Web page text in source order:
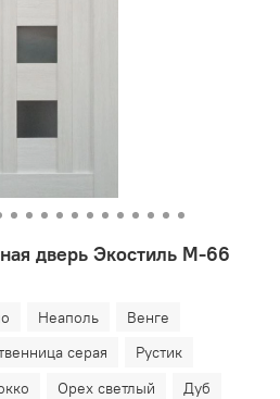
дверь Экостиль М-66
Неаполь
Венге
серая
Рустик
Орех светлый
Дуб